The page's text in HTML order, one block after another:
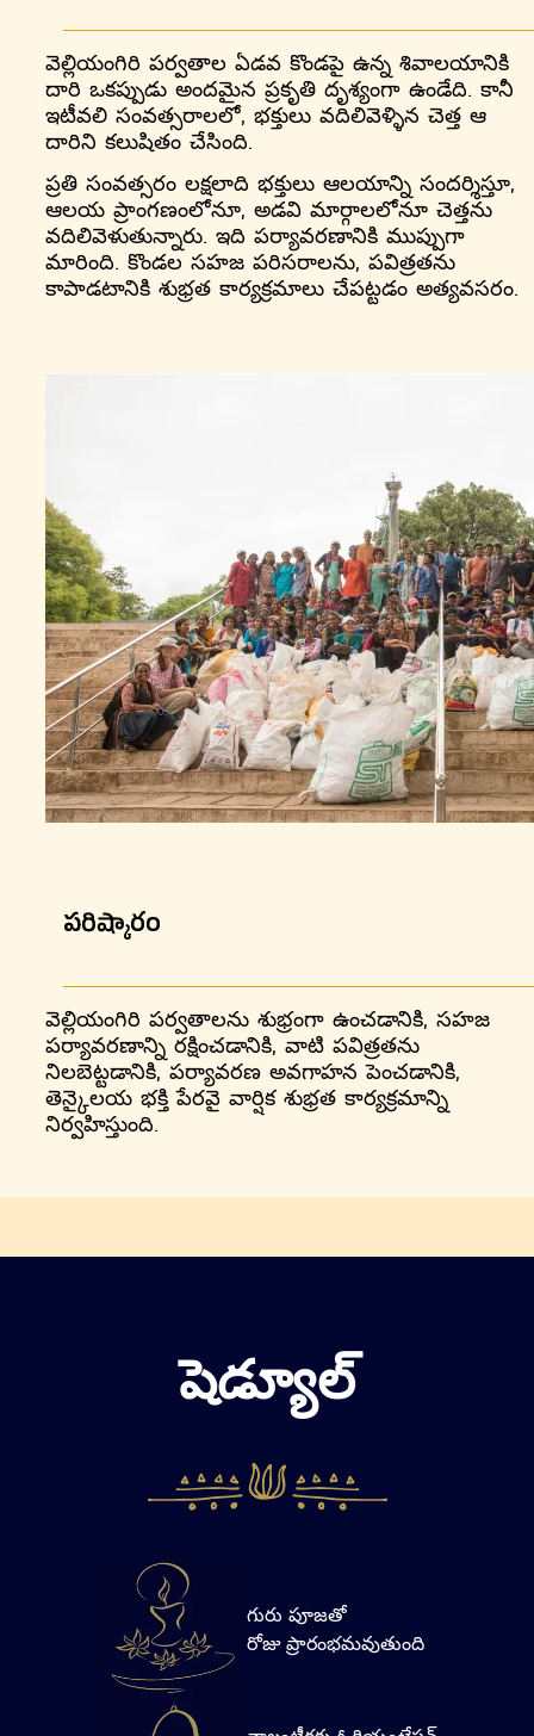
వెల్లియంగిరి పర్వతాల ఏడవ కొండపై ఉన్న శివాలయానికి
దారి ఒకప్పుడు అందమైన ప్రకృతి దృశ్యంగా ఉండేది. కానీ
ఇటీవలి సంవత్సరాలలో, భక్తులు వదిలివెళ్ళిన చెత్త ఆ
దారిని కలుషితం చేసింది.
ప్రతి సంవత్సరం లక్షలాది భక్తులు ఆలయాన్ని సందర్శిస్తూ,
ఆలయ ప్రాంగణంలోనూ, అడవి మార్గాలలోనూ చెత్తను
వదిలివెళుతున్నారు. ఇది పర్యావరణానికి ముప్పుగా
మారింది. కొండల సహజ పరిసరాలను, పవిత్రతను
కాపాడటానికి శుభ్రత కార్యక్రమాలు చేపట్టడం అత్యవసరం.
పరిష్కారం
వెల్లియంగిరి పర్వతాలను శుభ్రంగా ఉంచడానికి, సహజ
పర్యావరణాన్ని రక్షించడానికి, వాటి పవిత్రతను
నిలబెట్టడానికి, పర్యావరణ అవగాహన పెంచడానికి,
తెన్కైలయ భక్తి పేరవై వార్షిక శుభ్రత కార్యక్రమాన్ని
నిర్వహిస్తుంది.
షెడ్యూల్
గురు పూజతో
రోజు ప్రారంభమవుతుంది